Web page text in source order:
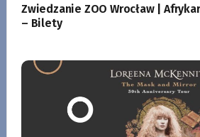
Zwiedzanie ZOO Wrocław |
– Bilety